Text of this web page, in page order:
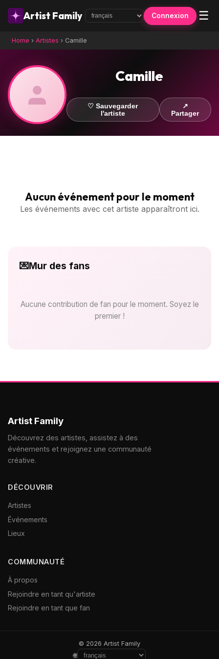
Artist Family Connexion ☰
Home › Artistes › Camille
Camille
♡ Sauvegarder
l'artiste
↗
Partager
Aucun événement pour le moment
Les événements avec cet artiste apparaîtront ici.
💌Mur des fans
Aucune contribution de fan pour le moment. Soyez le
premier !
Artist Family
Découvrez des artistes, assistez à des
événements et rejoignez une communauté
créative.
DÉCOUVRIR
Artistes
Événements
Lieux
COMMUNAUTÉ
À propos
Rejoindre en tant qu'artiste
Rejoindre en tant que fan
© 2026 Artist Family
🌐